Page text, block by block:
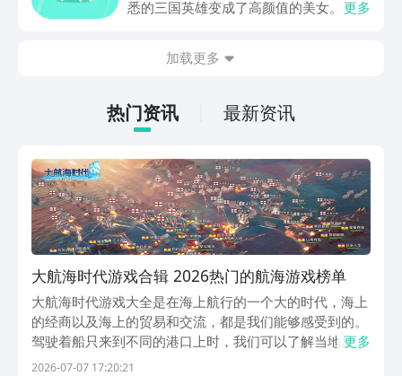
悉的三国英雄变成了高颜值的美女。整体
家在体验游戏的时候，如果能够成功的下
面就针对下载地址做相关内容的介绍。
更多
加载更多
热门资讯 最新资讯
大航海时代游戏合辑 2026热门的航海游戏榜单
大航海时代游戏大全是在海上航行的一个大的时代，海上
的经商以及海上的贸易和交流，都是我们能够感受到的。
驾驶着船只来到不同的港口上时，我们可以了解当地居民
的所需所求，通过商品的交换。获得巨大的利润和收益，
更多
2026-07-07 17:20:21